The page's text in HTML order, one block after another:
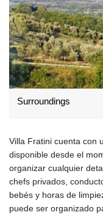
Surroundings
Villa Fratini cuenta con
disponible desde el
organizar cualquier
chefs privados,
bebés y horas de
puede ser organizado